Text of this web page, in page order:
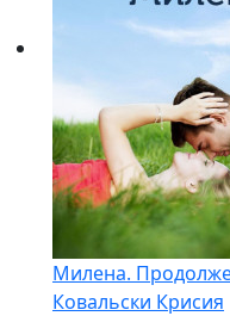
Милена.
Ковальски Крисия